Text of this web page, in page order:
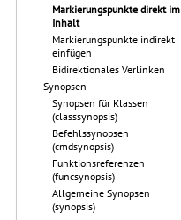
Markierungspunkte direkt im
Inhalt
Markierungspunkte indirekt
einfügen
Bidirektionales Verlinken
Synopsen
Synopsen für Klassen
(classsynopsis)
Befehlssynopsen
(cmdsynopsis)
Funktionsreferenzen
(funcsynopsis)
Allgemeine Synopsen
(synopsis)